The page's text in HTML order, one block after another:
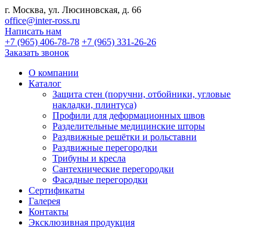
г. Москва, ул. Люсиновская, д. 66
office@inter-ross.ru
Написать нам
+7 (965) 406-78-78 +7 (965) 331-26-26
Заказать звонок
О компании
Каталог
Защита стен (поручни, отбойники, угловые
накладки, плинтуса)
Профили для деформационных швов
Разделительные медицинские шторы
Раздвижные решётки и рольставни
Раздвижные перегородки
Трибуны и кресла
Сантехнические перегородки
Фасадные перегородки
Сертификаты
Галерея
Контакты
Эксклюзивная продукция